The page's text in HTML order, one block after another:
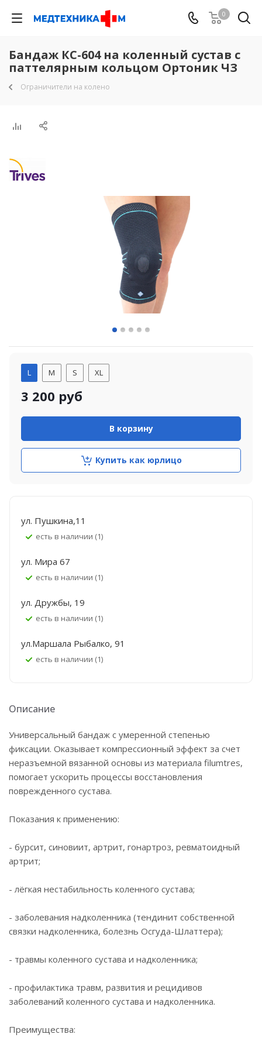
0
Бандаж КС-604 на коленный сустав с
паттелярным кольцом Ортоник ЧЗ
Ограничители на колено
L M S XL
3 200 руб
В корзину
Купить как юрлицо
ул. Пушкина,11
Есть в наличии (1)
ул. Мира 67
Есть в наличии (1)
ул. Дружбы, 19
Есть в наличии (1)
ул.Маршала Рыбалко, 91
Есть в наличии (1)
Описание
Универсальный бандаж с умеренной степенью
фиксации. Оказывает компрессионный эффект за счет
неразъемной вязанной основы из материала filumtres,
помогает ускорить процессы восстановления
поврежденного сустава.
Показания к применению:
- бурсит, синовиит, артрит, гонартроз, ревматоидный
артрит;
- лёгкая нестабильность коленного сустава;
- заболевания надколенника (тендинит собственной
связки надколенника, болезнь Осгуда-Шлаттера);
- травмы коленного сустава и надколенника;
- профилактика травм, развития и рецидивов
заболеваний коленного сустава и надколенника.
Преимущества: